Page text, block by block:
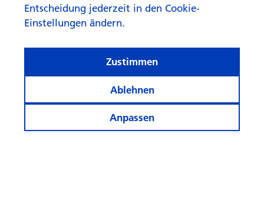
Entscheidung jederzeit in den Cookie-
Einstellungen ändern.
Anpassen
Ablehnen
Zustimmen